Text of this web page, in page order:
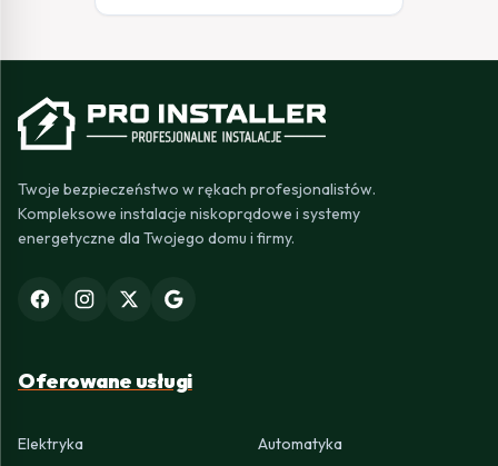
Twoje bezpieczeństwo w rękach profesjonalistów.
Kompleksowe instalacje niskoprądowe i systemy
energetyczne dla Twojego domu i firmy.
Oferowane usługi
Elektryka
Automatyka